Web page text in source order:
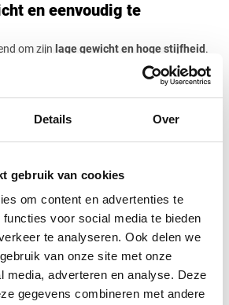
Details Over
gebruik van cookies
om content en advertenties te
voor social media te bieden
te analyseren. Ook delen we
van onze site met onze
media, adverteren en analyse. Deze
gegevens combineren met andere
en eenvoudig te
om zijn lage gewicht en hoge stijfheid.
te zagen, frezen, boren en verlijmen, wat
gevelsystemen en creatieve
vlakheid zorgt voor een strak en
plaat isUV-bestendig, weerbestendig
hij breed inzetbaar is voor zowel interieur-
is de perfecte keuze voor wie een
technisch hoogwaardige gevel- of
een luxe uitstraling.